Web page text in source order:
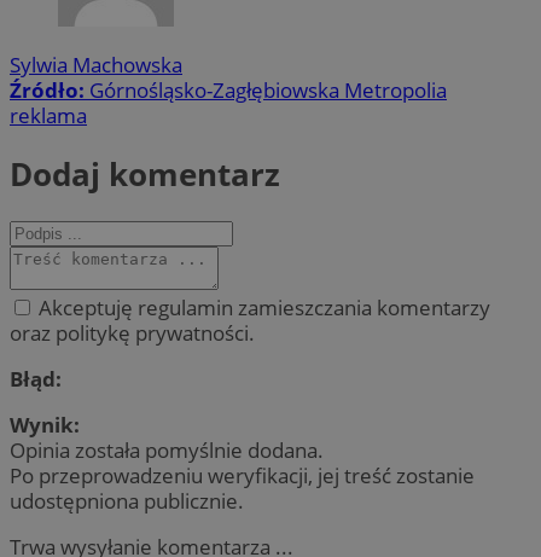
Sylwia Machowska
Źródło: Górnośląsko-Zagłębiowska Metropolia
reklama
Dodaj komentarz
Akceptuję regulamin zamieszczania komentarzy
oraz politykę prywatności.
Błąd:
Wynik:
Opinia została pomyślnie dodana.
Po przeprowadzeniu weryfikacji, jej treść zostanie
udostępniona publicznie.
Trwa wysyłanie komentarza ...